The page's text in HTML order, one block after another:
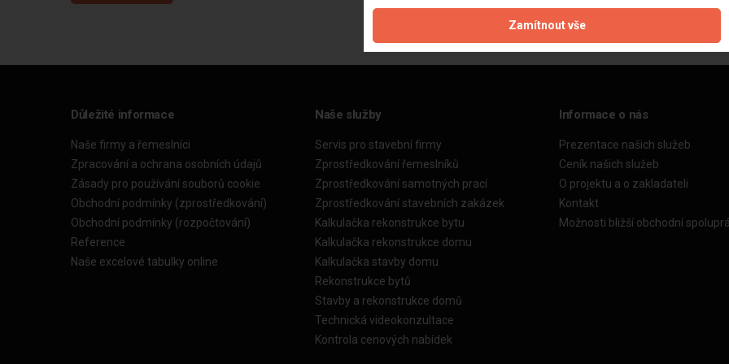
Důležité informace
Naše firmy a řemeslníci
Zpracování a ochrana osobních údajů
Zásady pro používání souborů cookie
Obchodní podmínky (zprostředkování)
Obchodní podmínky (rozpočtování)
Reference
Naše excelové tabulky online
Naše služby
Servis pro stavební firmy
Zprostředkování řemeslníků
Zprostředkování samotných prací
Zprostředkování stavebních zakázek
Kalkulačka rekonstrukce bytu
Kalkulačka rekonstrukce domu
Kalkulačka stavby domu
Rekonstrukce bytů
Stavby a rekonstrukce domů
Technická videokonzultace
Kontrola cenových nabídek
Informace o nás
Prezentace našich služeb
Ceník našich služeb
O projektu a o zakladateli
Kontakt
Možnosti bližší obchodní
Zamítnout vše